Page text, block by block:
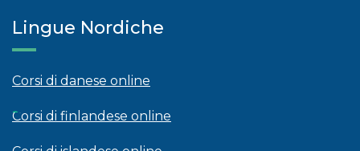
Lingue Nordiche
Corsi di danese online
Corsi di finlandese online